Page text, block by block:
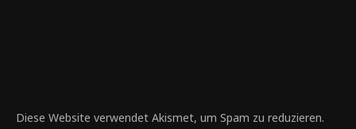
Diese Website verwendet Akismet, um Spam zu reduzieren.